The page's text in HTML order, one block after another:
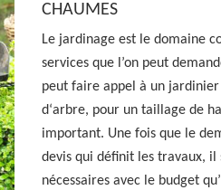
Chaumes
CHAUMES
Le jardinage est le domaine
services que l’on peut
peut faire appel à un jardinier
d‘arbre, pour un taillage de
important. Une fois que le
devis qui définit les travaux,
nécessaires avec le budget